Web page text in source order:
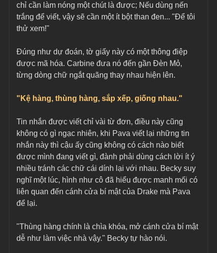
chỉ cần làm nóng một chút là được; Nếu dùng nến
trắng để viết, vậy sẽ cần một ít bột than đen... "Để tôi
thử xem!"
Đúng như dự đoán, tờ giấy này có một thông điệp
được mã hóa. Carbine đưa nó đến gần Đèn Mỏ,
từng dòng chữ ngắt quãng thay nhau hiện lên.
"Kệ hàng, thùng hàng, sắp xếp, giống nhau."
Tin nhắn được viết chỉ vài từ đơn, điều này cũng
không có gì ngạc nhiên, khi Pava viết lại những tin
nhắn này thì cậu ấy cũng không có cách nào biết
được mình đang viết gì, đành phải dùng cách lời ít ý
nhiều tránh các chữ cái dính lại với nhau. Becky suy
nghĩ một lúc, hình như cô đã hiểu được manh mối có
liên quan đến cánh cửa bí mật của Drake mà Pava
để lại.
"Thùng hàng chính là chìa khóa, mở cánh cửa bí mật
dễ như làm việc nhà vậy." Becky tự hào nói.